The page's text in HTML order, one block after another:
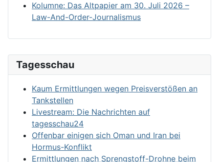
Tagesschau
Kaum Ermittlungen wegen Preisverstößen an
Tankstellen
Livestream: Die Nachrichten auf
tagesschau24
Offenbar einigen sich Oman und Iran bei
Hormus-Konflikt
Ermittlungen nach Sprengstoff-Drohne beim
Kolumne: Das Altpapier am 30. Juli 2026 –
Law-And-Order-Journalismus